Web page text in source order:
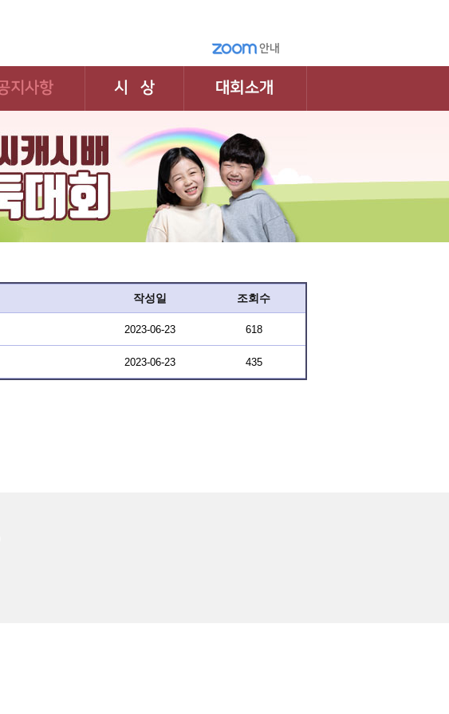
작성일 조회수
2023-06-23 618
2023-06-23 435